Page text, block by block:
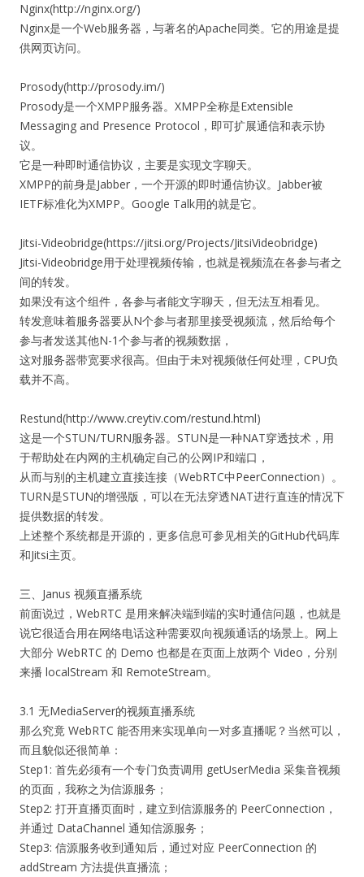
Nginx(http://nginx.org/)
Nginx是一个Web服务器，与著名的Apache同类。它的用途是提
供网页访问。
Prosody(http://prosody.im/)
Prosody是一个XMPP服务器。XMPP全称是Extensible
Messaging and Presence Protocol，即可扩展通信和表示协
议。
它是一种即时通信协议，主要是实现文字聊天。
XMPP的前身是Jabber，一个开源的即时通信协议。Jabber被
IETF标准化为XMPP。Google Talk用的就是它。
Jitsi-Videobridge(https://jitsi.org/Projects/JitsiVideobridge)
Jitsi-Videobridge用于处理视频传输，也就是视频流在各参与者之
间的转发。
如果没有这个组件，各参与者能文字聊天，但无法互相看见。
转发意味着服务器要从N个参与者那里接受视频流，然后给每个
参与者发送其他N-1个参与者的视频数据，
这对服务器带宽要求很高。但由于未对视频做任何处理，CPU负
载并不高。
Restund(http://www.creytiv.com/restund.html)
这是一个STUN/TURN服务器。STUN是一种NAT穿透技术，用
于帮助处在内网的主机确定自己的公网IP和端口，
从而与别的主机建立直接连接（WebRTC中PeerConnection）。
TURN是STUN的增强版，可以在无法穿透NAT进行直连的情况下
提供数据的转发。
上述整个系统都是开源的，更多信息可参见相关的GitHub代码库
和Jitsi主页。
三、Janus 视频直播系统
前面说过，WebRTC 是用来解决端到端的实时通信问题，也就是
说它很适合用在网络电话这种需要双向视频通话的场景上。网上
大部分 WebRTC 的 Demo 也都是在页面上放两个 Video，分别
来播 localStream 和 RemoteStream。
3.1 无MediaServer的视频直播系统
那么究竟 WebRTC 能否用来实现单向一对多直播呢？当然可以，
而且貌似还很简单：
Step1: 首先必须有一个专门负责调用 getUserMedia 采集音视频
的页面，我称之为信源服务；
Step2: 打开直播页面时，建立到信源服务的 PeerConnection，
并通过 DataChannel 通知信源服务；
Step3: 信源服务收到通知后，通过对应 PeerConnection 的
addStream 方法提供直播流；